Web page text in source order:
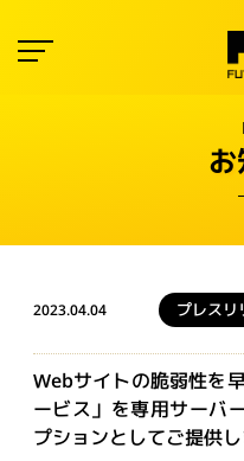
2023.04.04 プレスリ
Webサイトの脆弱性を
ービス」を専用サーバ
プションとしてご提供